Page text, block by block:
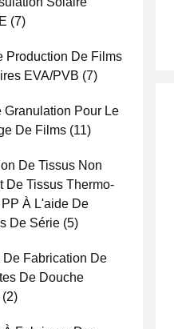
(7)
Production De Films
EVA/PVB (7)
Granulation Pour Le
De Films (11)
De Tissus Non
De Tissus Thermo-
PP À L'aide De
De Série (5)
De Fabrication De
De Douche
(2)